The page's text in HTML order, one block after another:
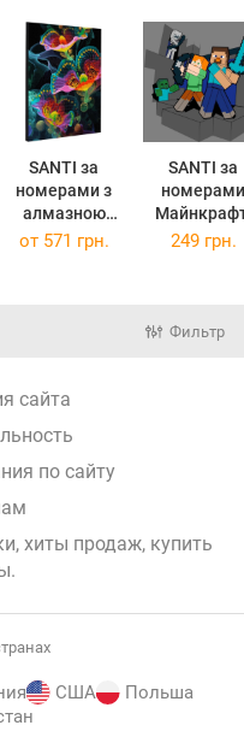
SANTI за
номерами з
алмазною
мозаїкою
SANTI за
номерами
Стів та
от 571 грн. 249 грн.
Фильтр
сайта
по сайту
хиты продаж, купить
.
США
Польша